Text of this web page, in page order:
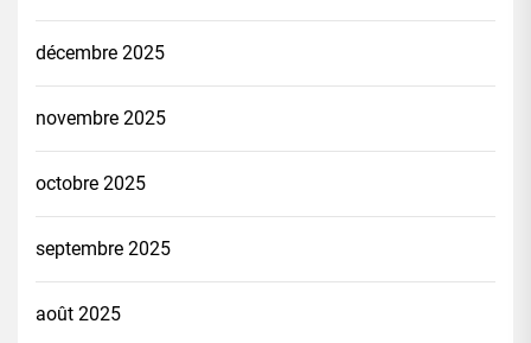
décembre 2025
novembre 2025
octobre 2025
septembre 2025
août 2025